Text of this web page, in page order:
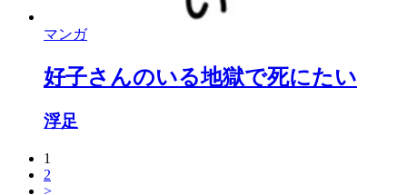
マンガ
好子さんのいる地獄で死にたい
浮足
1
2
>